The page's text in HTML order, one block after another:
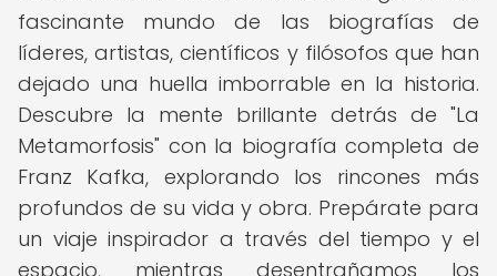
fascinante mundo de las biografías de
líderes, artistas, científicos y filósofos que han
dejado una huella imborrable en la historia.
Descubre la mente brillante detrás de "La
Metamorfosis" con la biografía completa de
Franz Kafka, explorando los rincones más
profundos de su vida y obra. Prepárate para
un viaje inspirador a través del tiempo y el
espacio, mientras desentrañamos los